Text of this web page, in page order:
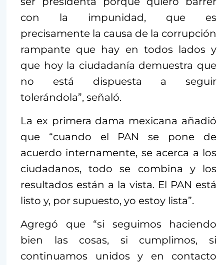
con la impunidad, que es
precisamente la causa de la corrupción
rampante que hay en todos lados y
que hoy la ciudadanía demuestra que
no está dispuesta a seguir
tolerándola”, señaló.
La ex primera dama mexicana añadió
que “cuando el PAN se pone de
acuerdo internamente, se acerca a los
ciudadanos, todo se combina y los
resultados están a la vista. El PAN está
listo y, por supuesto, yo estoy lista”.
Agregó que “si seguimos haciendo
bien las cosas, si cumplimos, si
continuamos unidos y en contacto